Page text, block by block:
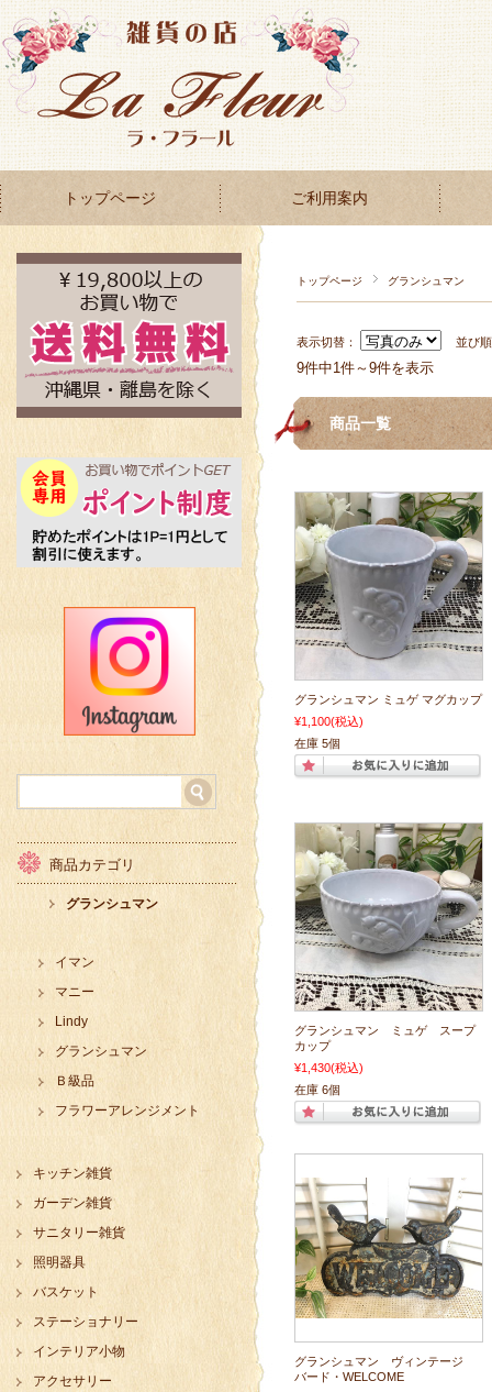
トップページ ご利用案内
トップページ グランシュマン
表示切替： 並び
9件中1件～9件を表示
商品一覧
グランシュマン ミュゲ マグカップ
¥1,100(税込)
在庫 5個
グランシュマン ミュゲ スープ
カップ
¥1,430(税込)
在庫 6個
グランシュマン ヴィンテージ
バード・WELCOME
商品カテゴリ
グランシュマン
イマン
マニー
Lindy
グランシュマン
Ｂ級品
フラワーアレンジメント
キッチン雑貨
ガーデン雑貨
サニタリー雑貨
照明器具
バスケット
ステーショナリー
インテリア小物
アクセサリー